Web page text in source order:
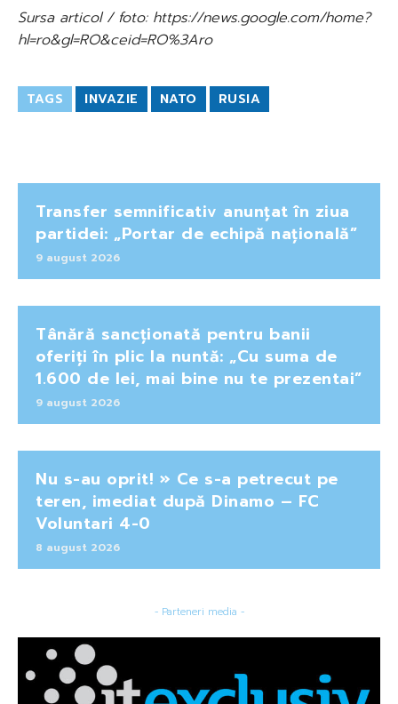
Sursa articol / foto: https://news.google.com/home?
hl=ro&gl=RO&ceid=RO%3Aro
TAGS INVAZIE NATO RUSIA
Transfer semnificativ anunțat în ziua
partidei: „Portar de echipă națională”
9 august 2026
Tânără sancționată pentru banii
oferiți în plic la nuntă: „Cu suma de
1.600 de lei, mai bine nu te prezentai”
9 august 2026
Nu s-au oprit! » Ce s-a petrecut pe
teren, imediat după Dinamo – FC
Voluntari 4-0
8 august 2026
- Parteneri media -